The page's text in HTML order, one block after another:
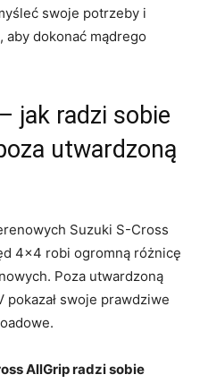
swoje potrzeby i
⁣aby dokonać mądrego
jak radzi sobie
utwardzoną
Suzuki S-Cross
4×4 robi ogromną różnicę
Poza utwardzoną
pokazał swoje prawdziwe
AllGrip radzi sobie